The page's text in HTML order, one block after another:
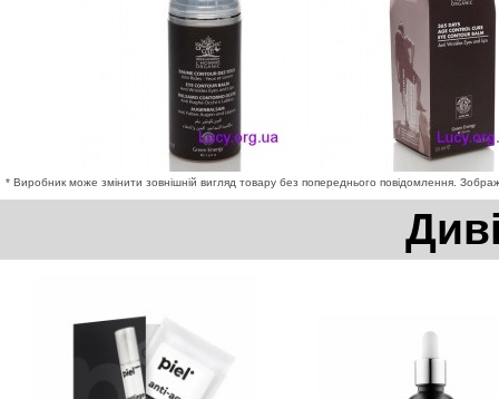
* Виробник може змінити зовнішній вигляд товару без попереднього повідомлення.